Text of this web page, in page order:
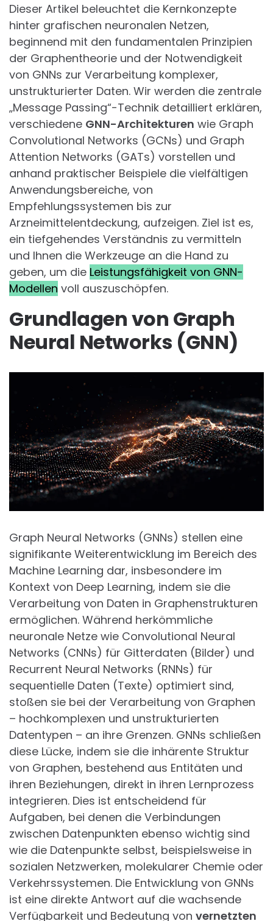
Dieser Artikel beleuchtet die Kernkonzepte
hinter grafischen neuronalen Netzen,
beginnend mit den fundamentalen Prinzipien
der Graphentheorie und der Notwendigkeit
von GNNs zur Verarbeitung komplexer,
unstrukturierter Daten. Wir werden die zentrale
„Message Passing“-Technik detailliert erklären,
verschiedene GNN-Architekturen wie Graph
Convolutional Networks (GCNs) und Graph
Attention Networks (GATs) vorstellen und
anhand praktischer Beispiele die vielfältigen
Anwendungsbereiche, von
Empfehlungssystemen bis zur
Arzneimittelentdeckung, aufzeigen. Ziel ist es,
ein tiefgehendes Verständnis zu vermitteln
und Ihnen die Werkzeuge an die Hand zu
geben, um die Leistungsfähigkeit von GNN-
Modellen voll auszuschöpfen.
Grundlagen von Graph
Neural Networks (GNN)
Graph Neural Networks (GNNs) stellen eine
signifikante Weiterentwicklung im Bereich des
Machine Learning dar, insbesondere im
Kontext von Deep Learning, indem sie die
Verarbeitung von Daten in Graphenstrukturen
ermöglichen. Während herkömmliche
neuronale Netze wie Convolutional Neural
Networks (CNNs) für Gitterdaten (Bilder) und
Recurrent Neural Networks (RNNs) für
sequentielle Daten (Texte) optimiert sind,
stoßen sie bei der Verarbeitung von Graphen
– hochkomplexen und unstrukturierten
Datentypen – an ihre Grenzen. GNNs schließen
diese Lücke, indem sie die inhärente Struktur
von Graphen, bestehend aus Entitäten und
ihren Beziehungen, direkt in ihren Lernprozess
integrieren. Dies ist entscheidend für
Aufgaben, bei denen die Verbindungen
zwischen Datenpunkten ebenso wichtig sind
wie die Datenpunkte selbst, beispielsweise in
sozialen Netzwerken, molekularer Chemie oder
Verkehrssystemen. Die Entwicklung von GNNs
ist eine direkte Antwort auf die wachsende
Verfügbarkeit und Bedeutung von vernetzten